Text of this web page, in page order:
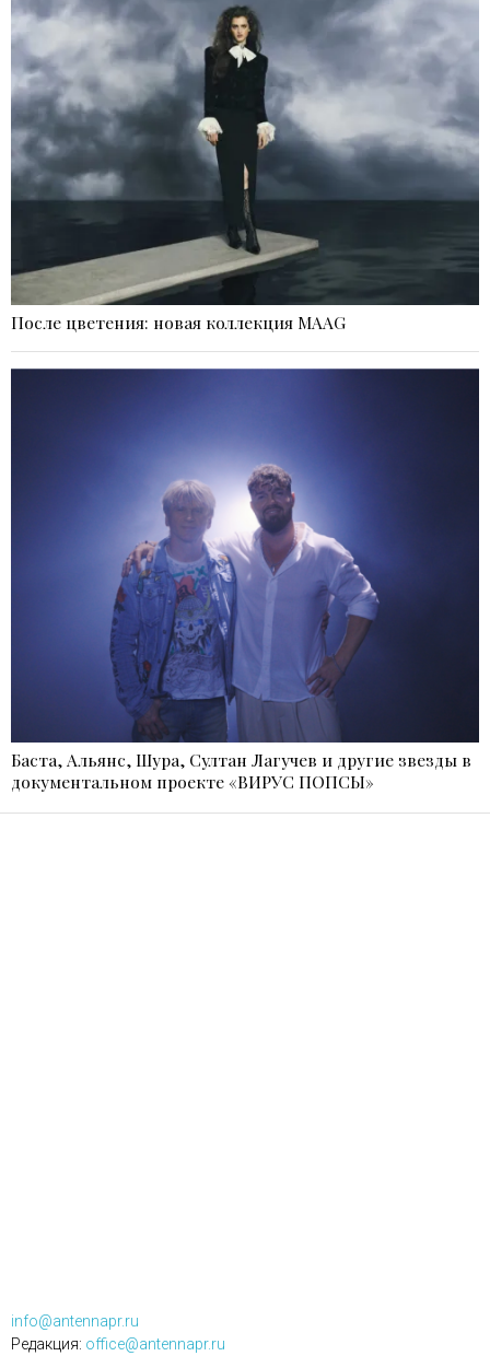
После цветения: новая коллекция MAAG
Баста, Альянс, Шура, Султан Лагучев и другие звезды в
документальном проекте «ВИРУС ПОПСЫ»
info@antennapr.ru
Редакция: office@antennapr.ru